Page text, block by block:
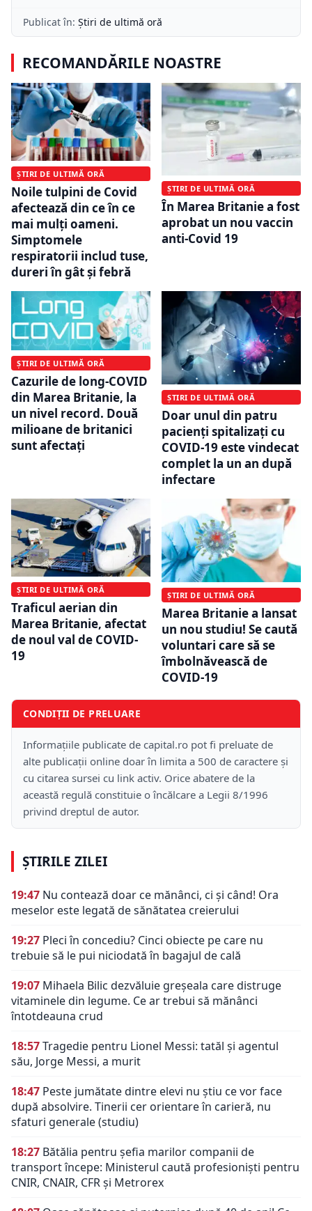
Publicat în: Știri de ultimă oră
RECOMANDĂRILE NOASTRE
ȘTIRI DE ULTIMĂ ORĂ
Noile tulpini de Covid
afectează din ce în ce
mai mulți oameni.
Simptomele
respiratorii includ tuse,
dureri în gât și febră
ȘTIRI DE ULTIMĂ ORĂ
În Marea Britanie a fost
aprobat un nou vaccin
anti-Covid 19
ȘTIRI DE ULTIMĂ ORĂ
Cazurile de long-COVID
din Marea Britanie, la
un nivel record. Două
milioane de britanici
sunt afectați
ȘTIRI DE ULTIMĂ ORĂ
Doar unul din patru
pacienți spitalizați cu
COVID-19 este vindecat
complet la un an după
infectare
ȘTIRI DE ULTIMĂ ORĂ
Traficul aerian din
Marea Britanie, afectat
de noul val de COVID-
19
ȘTIRI DE ULTIMĂ ORĂ
Marea Britanie a lansat
un nou studiu! Se caută
voluntari care să se
îmbolnăvească de
COVID-19
CONDIȚII DE PRELUARE
Informațiile publicate de capital.ro pot fi preluate de
alte publicații online doar în limita a 500 de caractere și
cu citarea sursei cu link activ. Orice abatere de la
această regulă constituie o încălcare a Legii 8/1996
privind dreptul de autor.
ȘTIRILE ZILEI
19:47 Nu contează doar ce mănânci, ci și când! Ora
meselor este legată de sănătatea creierului
19:27 Pleci în concediu? Cinci obiecte pe care nu
trebuie să le pui niciodată în bagajul de cală
19:07 Mihaela Bilic dezvăluie greșeala care distruge
vitaminele din legume. Ce ar trebui să mănânci
întotdeauna crud
18:57Tragedie pentru Lionel Messi: tatăl și agentul
său, Jorge Messi, a murit
18:47 Peste jumătate dintre elevi nu știu ce vor face
după absolvire. Tinerii cer orientare în carieră, nu
sfaturi generale (studiu)
18:27 Bătălia pentru șefia marilor companii de
transport începe: Ministerul caută profesioniști pentru
CNIR, CNAIR, CFR și Metrorex